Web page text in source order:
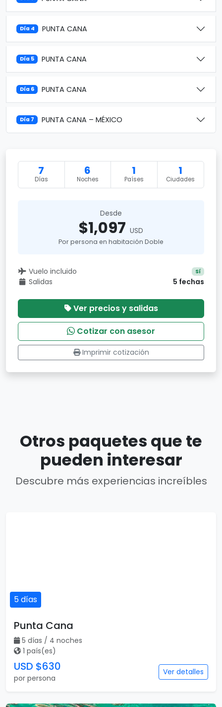
Día 4 PUNTA CANA
Día 5 PUNTA CANA
Día 6 PUNTA CANA
Día 7 PUNTA CANA – MÉXICO
7
Días
6
Noches
1
Países
1
Ciudades
Desde
$1,097 USD
Por persona en habitación Doble
Vuelo incluido Sí
Salidas 5 fechas
Ver precios y salidas
Cotizar con asesor
Imprimir cotización
Otros paquetes que te
pueden interesar
Descubre más experiencias increíbles
5 días
Punta Cana
5 días / 4 noches
1 país(es)
USD $630
por persona
Ver detalles